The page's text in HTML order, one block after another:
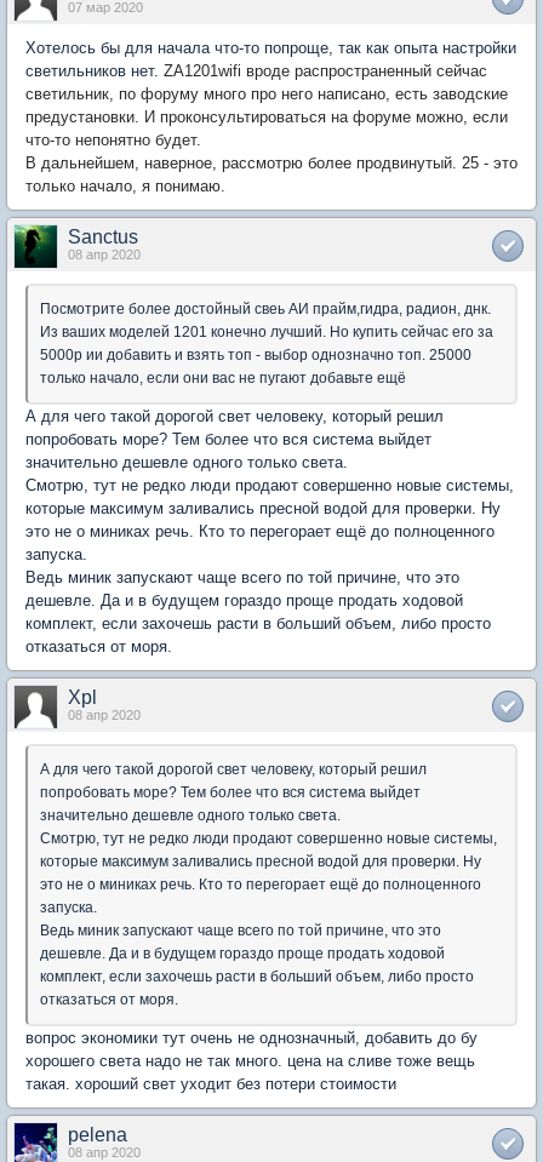
07 мар 2020
Хотелось бы для начала что-то попроще, так как опыта настройки
светильников нет. ZA1201wifi вроде распространенный сейчас
светильник, по форуму много про него написано, есть заводские
предустановки. И проконсультироваться на форуме можно, если
что-то непонятно будет.
В дальнейшем, наверное, рассмотрю более продвинутый. 25 - это
только начало, я понимаю.
Sanctus
08 апр 2020
Посмотрите более достойный свеь АИ прайм,гидра, радион, днк.
Из ваших моделей 1201 конечно лучший. Но купить сейчас его за
5000р ии добавить и взять топ - выбор однозначно топ. 25000
только начало, если они вас не пугают добавьте ещё
А для чего такой дорогой свет человеку, который решил
попробовать море? Тем более что вся система выйдет
значительно дешевле одного только света.
Смотрю, тут не редко люди продают совершенно новые системы,
которые максимум заливались пресной водой для проверки. Ну
это не о миниках речь. Кто то перегорает ещё до полноценного
запуска.
Ведь миник запускают чаще всего по той причине, что это
дешевле. Да и в будущем гораздо проще продать ходовой
комплект, если захочешь расти в больший объем, либо просто
отказаться от моря.
Xpl
08 апр 2020
А для чего такой дорогой свет человеку, который решил
попробовать море? Тем более что вся система выйдет
значительно дешевле одного только света.
Смотрю, тут не редко люди продают совершенно новые системы,
которые максимум заливались пресной водой для проверки. Ну
это не о миниках речь. Кто то перегорает ещё до полноценного
запуска.
Ведь миник запускают чаще всего по той причине, что это
дешевле. Да и в будущем гораздо проще продать ходовой
комплект, если захочешь расти в больший объем, либо просто
отказаться от моря.
вопрос экономики тут очень не однозначный, добавить до бу
хорошего света надо не так много. цена на сливе тоже вещь
такая. хороший свет уходит без потери стоимости
pelena
08 апр 2020